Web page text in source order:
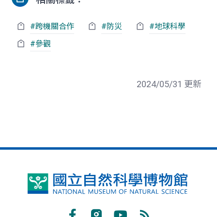
#跨機關合作 #防災
#地球科學
#參觀
2024/05/31 更新
國